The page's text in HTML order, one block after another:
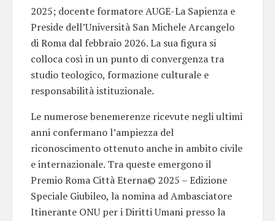
2025; docente formatore AUGE-La Sapienza e
Preside dell’Università San Michele Arcangelo
di Roma dal febbraio 2026. La sua figura si
colloca così in un punto di convergenza tra
studio teologico, formazione culturale e
responsabilità istituzionale.
Le numerose benemerenze ricevute negli ultimi
anni confermano l’ampiezza del
riconoscimento ottenuto anche in ambito civile
e internazionale. Tra queste emergono il
Premio Roma Città Eterna© 2025 – Edizione
Speciale Giubileo, la nomina ad Ambasciatore
Itinerante ONU per i Diritti Umani presso la